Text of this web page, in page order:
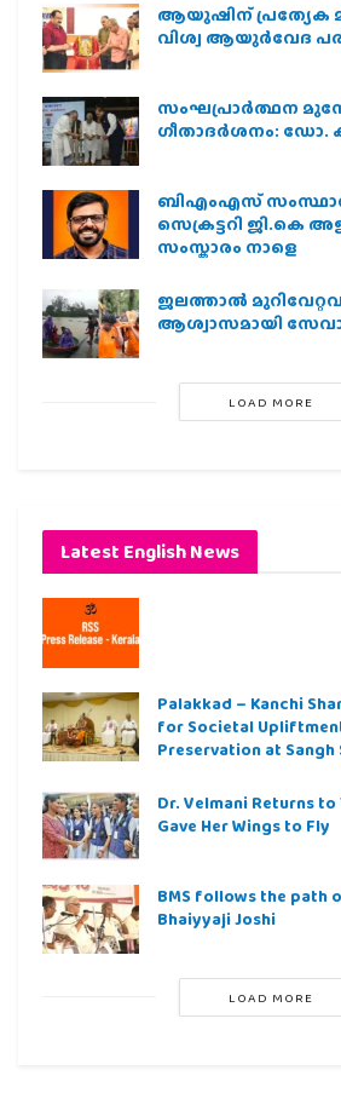
ആയുഷിന് പ്രത്യേക
വിശ്വ ആയുര്‍വേദ
സംഘപ്രാര്‍ത്ഥന
ഗീതാദര്‍ശനം:
ബിഎംഎസ്
സെക്രട്ടറി ജി.കെ
സംസ്കാരം നാളെ
ജലത്താല്‍
ആശ്വാസമായി
LOAD MORE
Latest English News
Palakkad – Kanchi
for Societal
Preservation at Sangh
Dr. Velmani Returns to
Gave Her Wings to Fly
BMS follows the path
Bhaiyyaji Joshi
LOAD MORE